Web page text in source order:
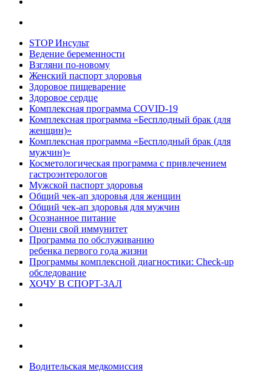
STOP Инсульт
Ведение беременности
Взгляни по-новому
Женский паспорт здоровья
Здоровое пищеварение
Здоровое сердце
Комплексная программа COVID-19
Комплексная программа «Бесплодный брак (для
женщин)»
Комплексная программа «Бесплодный брак (для
мужчин)»
Косметологическая программа с привлечением
гастроэнтерологов
Мужской паспорт здоровья
Общий чек-ап здоровья для женщин
Общий чек-ап здоровья для мужчин
Осознанное питание
Оцени свой иммунитет
Программа по обслуживанию
ребенка первого года жизни
Программы комплексной диагностики: Check-up
обследование
ХОЧУ В CПОРТ-ЗАЛ
Водительская медкомиссия